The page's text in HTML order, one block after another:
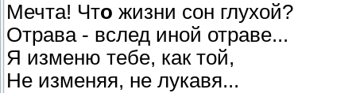
Мечта! Что жизни сон глухой?
Отрава - вслед иной отраве...
Я изменю тебе, как той,
Не изменяя, не лукавя...